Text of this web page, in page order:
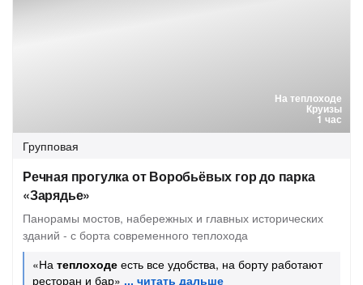
На теплоходе
Круизы
1 час
Групповая
Речная прогулка от Воробьёвых гор до парка
«Зарядье»
Панорамы мостов, набережных и главных исторических
зданий - с борта современного теплохода
«На теплоходе есть все удобства, на борту работают
ресторан и бар»